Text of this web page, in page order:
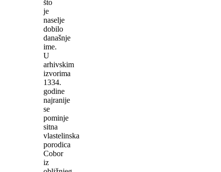
što
je
naselje
dobilo
današnje
ime.
U
arhivskim
izvorima
1334.
godine
najranije
se
pominje
sitna
vlastelinska
porodica
Cobor
iz